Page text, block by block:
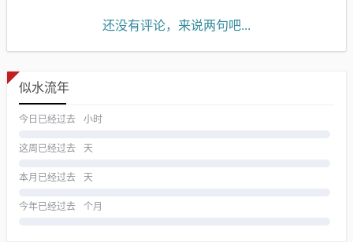
还没有评论，来说两句吧...
似水流年
今日已经过去 小时
这周已经过去 天
本月已经过去 天
今年已经过去 个月